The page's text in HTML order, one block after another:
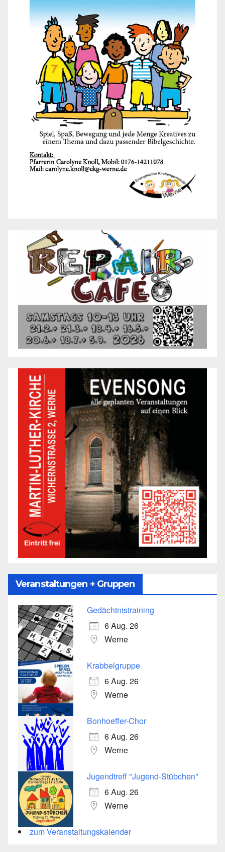
Veranstaltungen + Gruppen
Gedächtnistraining
6 Aug. 26
Werne
Krabbelgruppe
6 Aug. 26
Werne
Bonhoeffer-Chor
6 Aug. 26
Werne
Jugendtreff "Jugend-Stübchen"
6 Aug. 26
Werne
zum Veranstaltungskalender